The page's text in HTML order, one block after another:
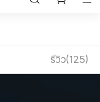
รีวิว(125)